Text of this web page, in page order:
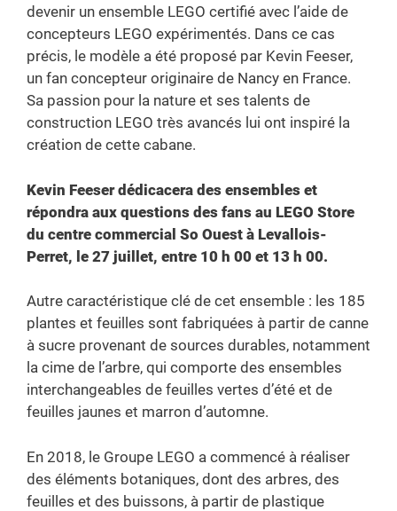
devenir un ensemble LEGO certifié avec l’aide de
concepteurs LEGO expérimentés. Dans ce cas
précis, le modèle a été proposé par Kevin Feeser,
un fan concepteur originaire de Nancy en France.
Sa passion pour la nature et ses talents de
construction LEGO très avancés lui ont inspiré la
création de cette cabane.
Kevin Feeser dédicacera des ensembles et
répondra aux questions des fans au LEGO Store
du centre commercial So Ouest à Levallois-
Perret, le 27 juillet, entre 10 h 00 et 13 h 00.
Autre caractéristique clé de cet ensemble : les 185
plantes et feuilles sont fabriquées à partir de canne
à sucre provenant de sources durables, notamment
la cime de l’arbre, qui comporte des ensembles
interchangeables de feuilles vertes d’été et de
feuilles jaunes et marron d’automne.
En 2018, le Groupe LEGO a commencé à réaliser
des éléments botaniques, dont des arbres, des
feuilles et des buissons, à partir de plastique